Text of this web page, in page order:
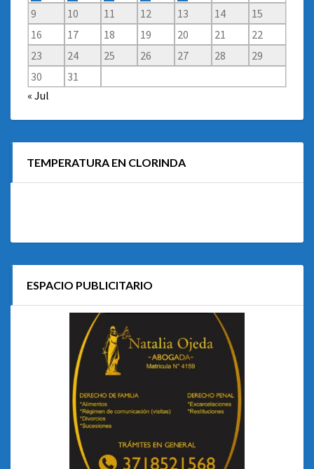
9
10 11 12 13 14
15
16
17 18 19 20 21
22
23
24 25 26 27 28
29
30
31
« Jul
TEMPERATURA EN CLORINDA
ESPACIO PUBLICITARIO